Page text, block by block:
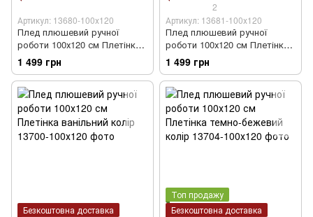
Артикул: 13680-100х120
Плед плюшевий ручної
роботи 100х120 см Плетінка
кремовий колір
1 499 грн
2
Артикул: 13681-100х120
Плед плюшевий ручної
роботи 100х120 см Плетінка
молочно-бежевий колір
1 499 грн
Безкоштовна доставка
Топ продажу
Безкоштовна доставка